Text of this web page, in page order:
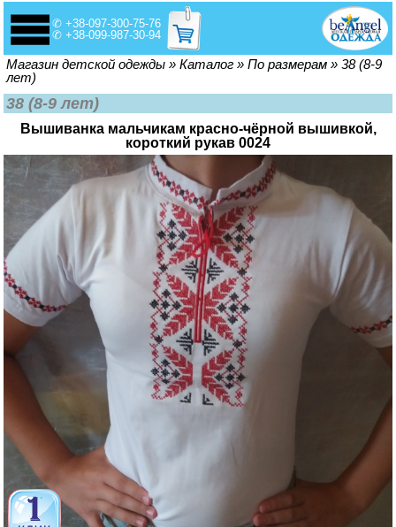
✆ +38-097-300-75-76
✆ +38-099-987-30-94
Вы здесь
Магазин детской одежды » Каталог » По размерам » 38 (8-9
лет)
38 (8-9 лет)
Вышиванка мальчикам красно-чёрной вышивкой,
короткий рукав 0024